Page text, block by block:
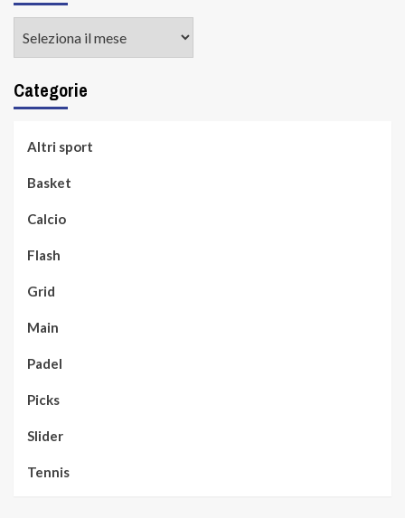
Categorie
Altri sport
Basket
Calcio
Flash
Grid
Main
Padel
Picks
Slider
Tennis